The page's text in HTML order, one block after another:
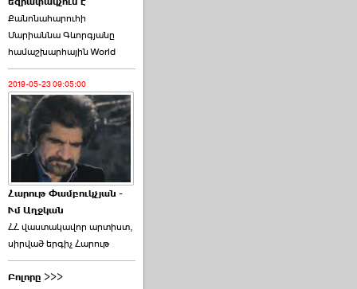
Ռուբեն Ռուբինյանը ›››
2026-06-23 21:28:00
«Ժողովուրդ»-ը
հերթական ›››
2026-06-21 23:00:00
Քանոնահարուհի
Մարիաննա Գևորգյանը
համաշխարհային World
2019-05-23 09:05:00
Հարութ Փամբուկչյան -
Ւմ Աղջկան
ՀՀ վաստակավոր արտիստ,
սիրված երգիչ Հարութ
Բոլորը >>>